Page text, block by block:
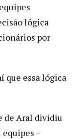
lógica
por
que essa lógica
de Aral dividiu
–